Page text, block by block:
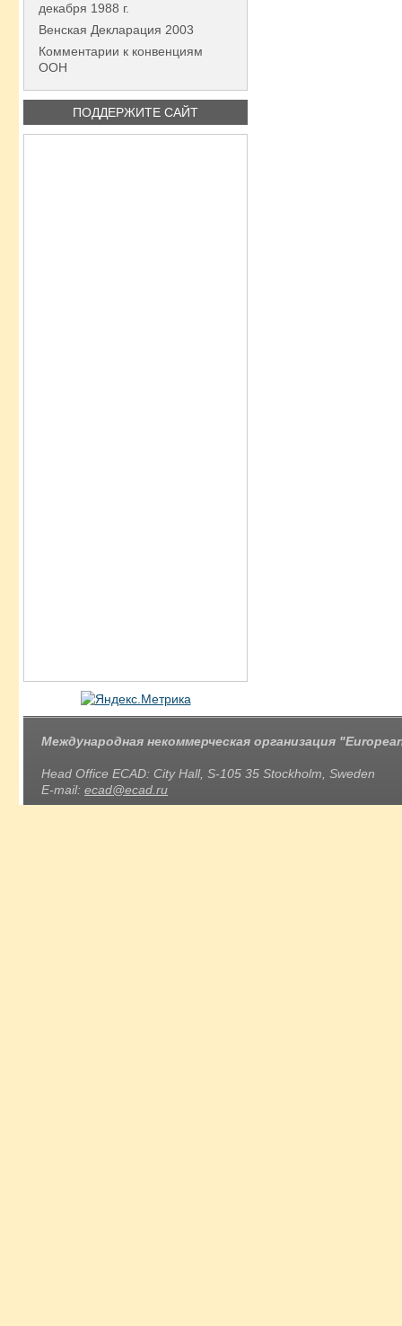
декабря 1988 г.
Венская Декларация 2003
Комментарии к конвенциям
ООН
ПОДДЕРЖИТЕ САЙТ
Международная некоммерческая организация
Head Office ECAD: City Hall, S-105 35 Stockholm, Sweden
E-mail: ecad@ecad.ru